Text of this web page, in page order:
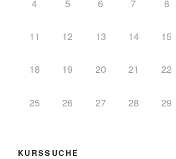
4 5 6 7 8
11 12 13 14 15
18 19 20 21 22
25 26 27 28 29
KURSSUCHE